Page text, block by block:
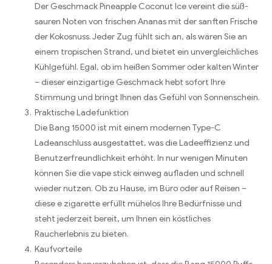
Der Geschmack Pineapple Coconut Ice vereint die süß-
sauren Noten von frischen Ananas mit der sanften Frische
der Kokosnuss. Jeder Zug fühlt sich an, als wären Sie an
einem tropischen Strand, und bietet ein unvergleichliches
Kühlgefühl. Egal, ob im heißen Sommer oder kalten Winter
– dieser einzigartige Geschmack hebt sofort Ihre
Stimmung und bringt Ihnen das Gefühl von Sonnenschein.
Praktische Ladefunktion
Die Bang 15000 ist mit einem modernen Type-C
Ladeanschluss ausgestattet, was die Ladeeffizienz und
Benutzerfreundlichkeit erhöht. In nur wenigen Minuten
können Sie die vape stick einweg aufladen und schnell
wieder nutzen. Ob zu Hause, im Büro oder auf Reisen –
diese e zigarette erfüllt mühelos Ihre Bedürfnisse und
steht jederzeit bereit, um Ihnen ein köstliches
Raucherlebnis zu bieten.
Kaufvorteile